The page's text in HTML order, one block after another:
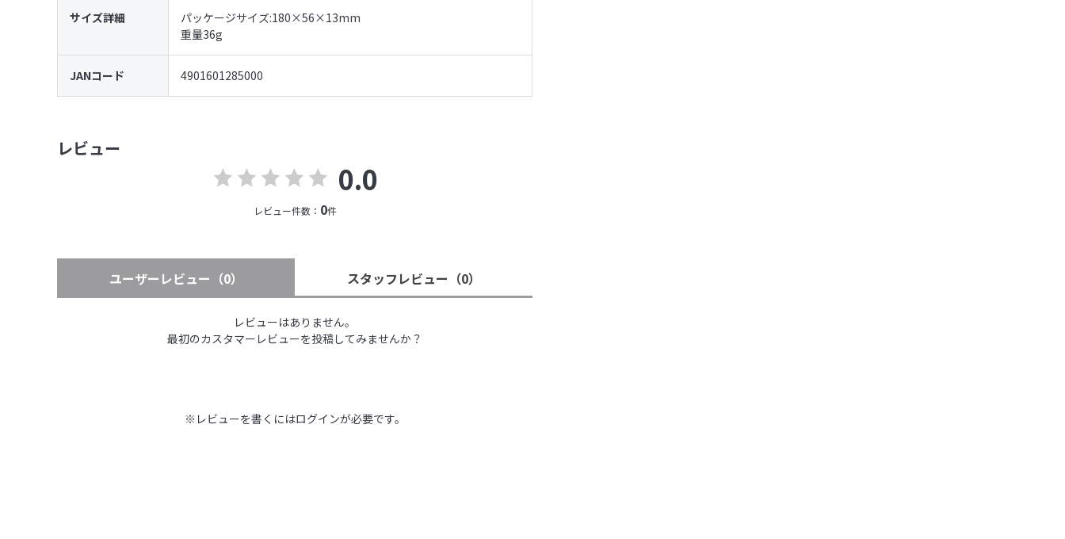
サイズ詳細
パッケージサイズ:180×56×13mm
重量36g
JANコード 4901601285000
レビュー
0.0
レビュー件数： 0件
ユーザーレビュー （0） スタッフレビュー （0）
レビューはありません。
最初のカスタマーレビューを投稿してみませんか？
※レビューを書くにはログインが必要です。